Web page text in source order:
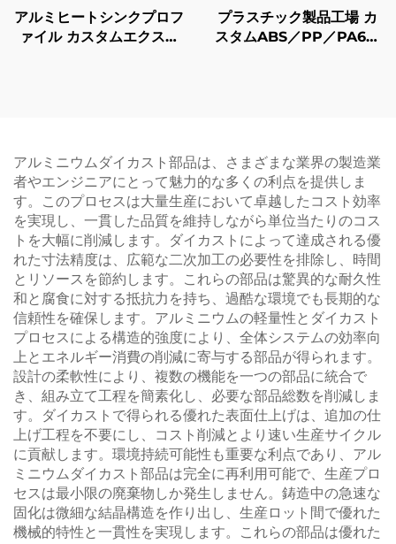
アルミヒートシンクプロフ
ァイル カスタムエクスト
プラスチック製品工場 カ
スタムABS／PP／PA6プ
アルミニウムダイカスト部品は、さまざまな業界の製造業
者やエンジニアにとって魅力的な多くの利点を提供しま
す。このプロセスは大量生産において卓越したコスト効率
を実現し、一貫した品質を維持しながら単位当たりのコス
トを大幅に削減します。ダイカストによって達成される優
れた寸法精度は、広範な二次加工の必要性を排除し、時間
とリソースを節約します。これらの部品は驚異的な耐久性
和と腐食に対する抵抗力を持ち、過酷な環境でも長期的な
信頼性を確保します。アルミニウムの軽量性とダイカスト
プロセスによる構造的強度により、全体システムの効率向
上とエネルギー消費の削減に寄与する部品が得られます。
設計の柔軟性により、複数の機能を一つの部品に統合で
き、組み立て工程を簡素化し、必要な部品総数を削減しま
す。ダイカストで得られる優れた表面仕上げは、追加の仕
上げ工程を不要にし、コスト削減とより速い生産サイクル
に貢献します。環境持続可能性も重要な利点であり、アル
ミニウムダイカスト部品は完全に再利用可能で、生産プロ
セスは最小限の廃棄物しか発生しません。鋳造中の急速な
固化は微細な結晶構造を作り出し、生産ロット間で優れた
機械的特性と一貫性を実現します。これらの部品は優れた